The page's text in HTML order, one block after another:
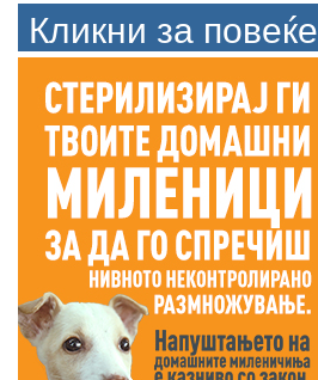
Кликни за повеќе